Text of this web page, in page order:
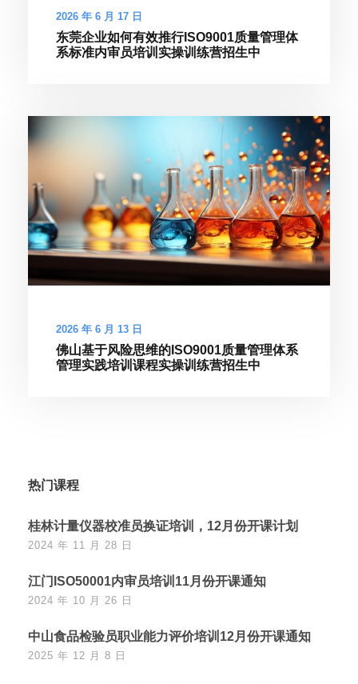
2026 年 6 月 17 日
东莞企业如何有效推行ISO9001质量管理体
系标准内审员培训实操训练营招生中
2026 年 6 月 13 日
佛山基于风险思维的ISO9001质量管理体系
管理实践培训课程实操训练营招生中
热门课程
桂林计量仪器校准员换证培训，12月份开课计划
2024 年 11 月 28 日
江门ISO50001内审员培训11月份开课通知
2024 年 10 月 26 日
中山食品检验员职业能力评价培训12月份开课通知
2025 年 12 月 8 日